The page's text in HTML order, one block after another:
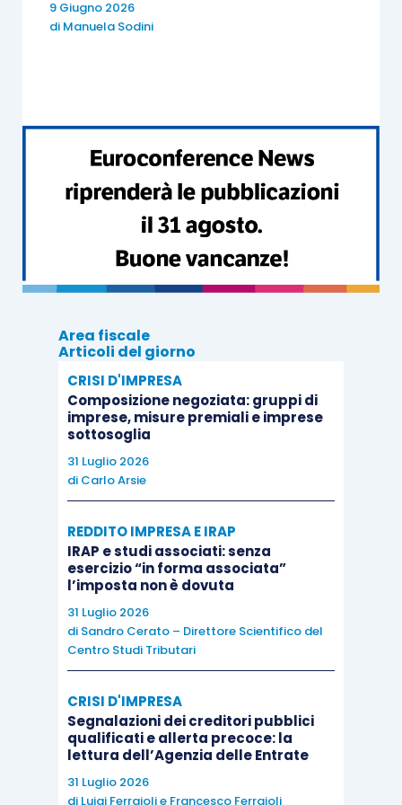
definire gli indicatori (KPI)
progettare unsistema dibudgetingche
sia conforme agli obiettivi definiti nelle
fasi precedenti;
verificando i risultati e apportando le
correzioni necessarie.
all’azienda diredigere un
obiettivi a medio lungo termine,
con missione, visione e valori dell’azienda,
ognuno dei quali coerentemente coordinato e
interdipendente al fine di evitare sprechi o
deviazioni delle attività dalla strada scelta
Perché laBalanced Scorecard
contesto normativo italiano
perfettamente nel contesto normativo italiano
che, ormai dal 2019, richiede a tutte le aziende di
adottare un sistema di controllo di gestione
consideritutte le variabili oggi necessarie
9 Giugno 2026
di Manuela Sodini
Area fiscale
Articoli del giorno
CRISI D'IMPRESA
Composizione negoziata: gruppi di
imprese, misure premiali e imprese
sottosoglia
31 Luglio 2026
di Carlo Arsie
REDDITO IMPRESA E IRAP
IRAP e studi associati: senza
esercizio “in forma associata”
l’imposta non è dovuta
31 Luglio 2026
di Sandro Cerato – Direttore Scientifico del
Centro Studi Tributari
CRISI D'IMPRESA
Segnalazioni dei creditori pubblici
qualificati e allerta precoce: la
lettura dell’Agenzia delle Entrate
31 Luglio 2026
di Luigi Ferrajolie Francesco Ferrajoli